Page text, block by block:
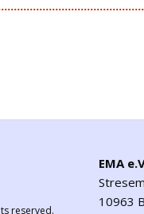
reserved.
EMA
10963